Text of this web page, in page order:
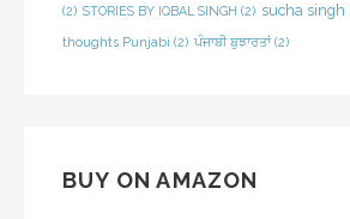
(2) STORIES BY IQBAL SINGH (2) sucha
thoughts Punjabi (2) ਪੰਜਾਬੀ ਬੁਝਾਰਤਾਂ(2)
BUY ON AMAZON